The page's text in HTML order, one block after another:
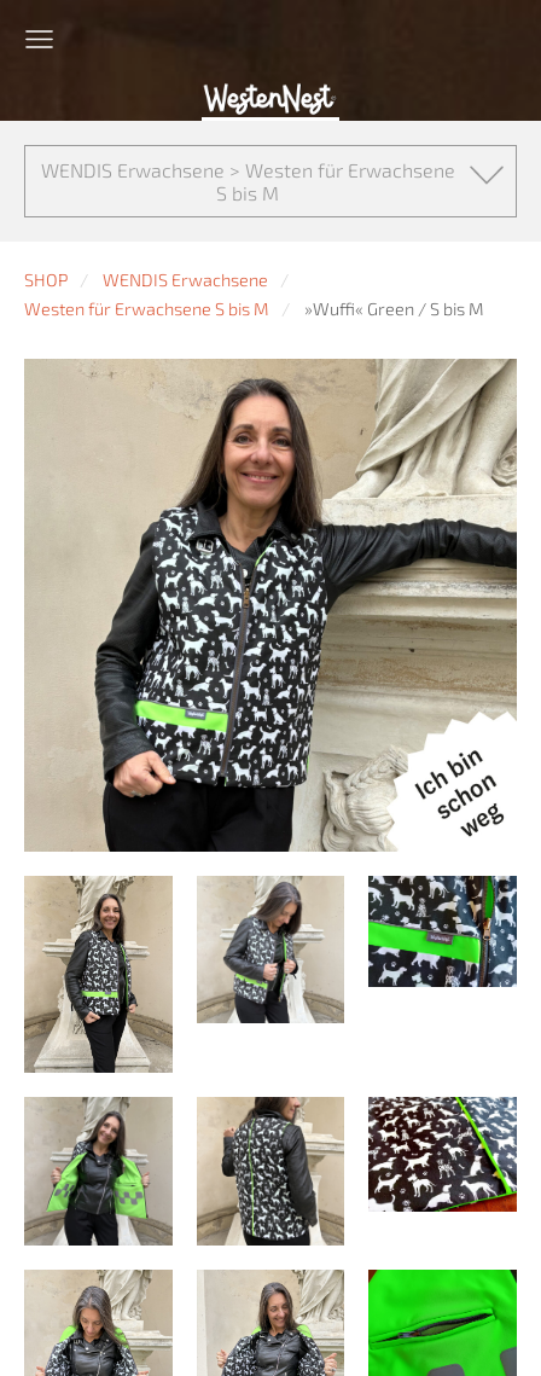
WENDIS Erwachsene > Westen für Erwachsene
S bis M
SHOP
WENDIS Erwachsene
Westen für Erwachsene S bis M
»Wuffi« Green / S bis M